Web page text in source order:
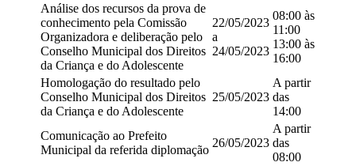
Análise dos recursos da prova de
conhecimento pela Comissão
Organizadora e deliberação pelo
Conselho Municipal dos Direitos
da Criança e do Adolescente
22/05/2023
a
24/05/2023
08:00 às
11:00
13:00 às
16:00
Homologação do resultado pelo
Conselho Municipal dos Direitos
da Criança e do Adolescente
25/05/2023
A partir
das
14:00
Comunicação ao Prefeito
Municipal da referida diplomação
26/05/2023
A partir
das
08:00